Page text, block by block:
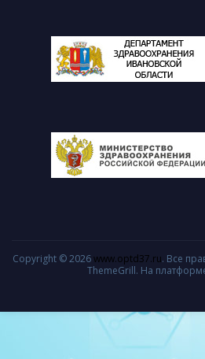
Copyright © 2026www.optd37.ru. Все
ThemeGrill. На